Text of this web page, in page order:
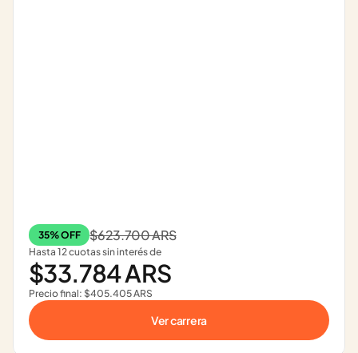
35% OFF $623.700 ARS
Hasta 12 cuotas sin interés de
$33.784 ARS
Precio final: $405.405 ARS
Ver carrera